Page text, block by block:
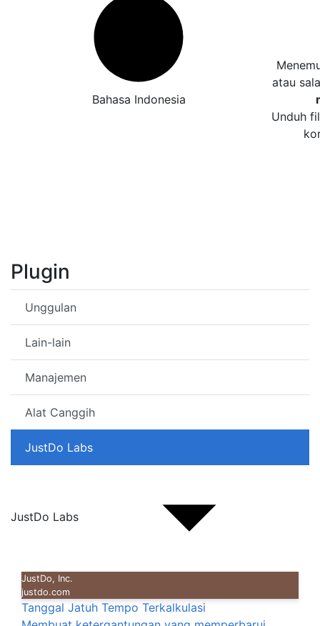
Bahasa Indonesia
atau
Unduh
Plugin
Unggulan
Lain-lain
Manajemen
Alat Canggih
JustDo Labs
JustDo Labs
JustDo, Inc.
justdo.com
Tanggal Jatuh Tempo Terkalkulasi